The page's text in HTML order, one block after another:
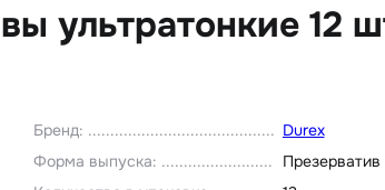
ультратонкие 12
Бренд:
Durex
Форма выпуска:
Презерватив